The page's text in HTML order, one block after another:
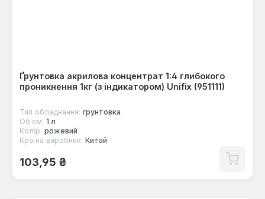
Ґрунтовка акрилова концентрат 1:4 глибокого
проникнення 1кг (з індикатором) Unifix (951111)
Тип обладнання: грунтовка
Об'єм: 1 л
Колір: рожевий
Країна виробник: Китай
Звичайна ціна:
103,95 ₴